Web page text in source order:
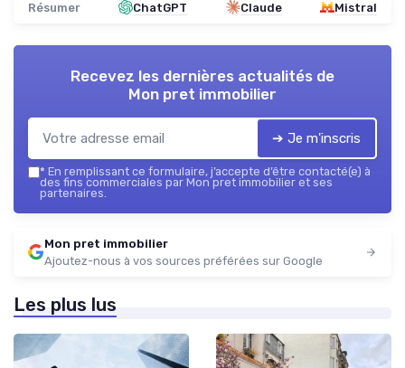
Résumer ChatGPT Claude Mistral
Recevez les dernières actualités de
Mon pret immobilier
➔ Je m'inscris
* En remplissant ce formulaire, j’accepte d’être contacté(e) à
des fins commerciales par Mon pret immobilier et ses
partenaires.
Mon pret immobilier
Ajoutez-nous à vos sources préférées sur Google
Les plus lus